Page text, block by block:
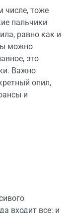
числе, тоже
пальчики
равно как и
можно
это
Важно
опил,
и
входит все: и